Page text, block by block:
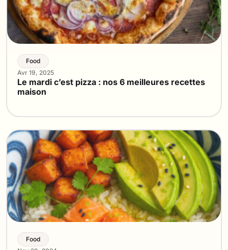
Food
Avr 19, 2025
Le mardi c’est pizza : nos 6 meilleures recettes
maison
Food